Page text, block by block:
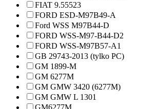
FIAT 9.55523
FORD ESD-M97B49-A
Ford WSS M97B44-D
FORD WSS-M97-B44-D2
FORD WSS-M97B57-A1
GB 29743-2013 (tylko PC)
GM 1899-M
GM 6277M
GM GMW 3420 (6277M)
GM GMW L 1301
GM6277M